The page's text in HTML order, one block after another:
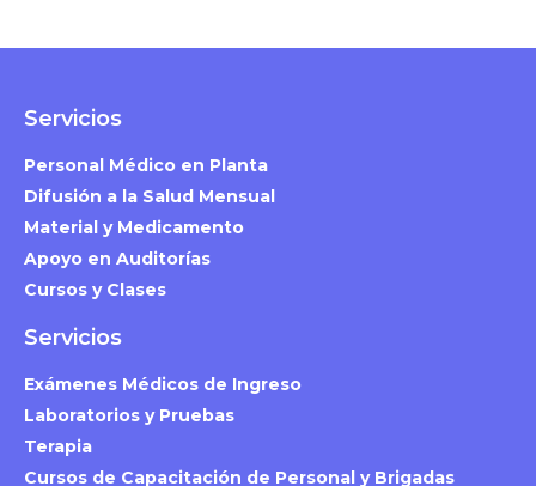
Servicios
Personal Médico en Planta
Difusión a la Salud Mensual
Material y Medicamento
Apoyo en Auditorías
Cursos y Clases
Servicios
Exámenes Médicos de Ingreso
Laboratorios y Pruebas
Terapia
Cursos de Capacitación de Personal y Brigadas